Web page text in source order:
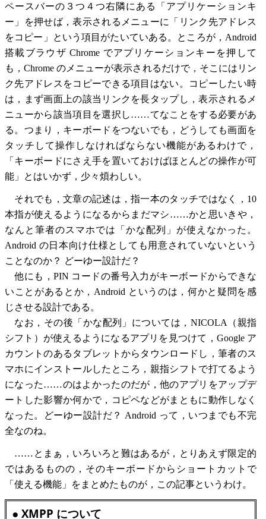
ペースバーの３つ４つ右隣にある「アプリケーションキ
ー」を押せば，表示されるメニューに「リンク先アドレス
をコピー」という項目がたいていある。ところが，Android
搭載ブラウザ Chrome でアプリケーションキーを押して
も，Chrome のメニューが表示されるだけで，そこにはリン
ク先アドレスをコピーできる項目はない。コピーしたい時
は，まず画面上の該当リンクを長タップし，表示されるメ
ニューから該当項目を選択し……てなことをする必要があ
る。つまり，キーボードをつないでも，どうしても画面を
タッチして操作しなければならない機能があるわけで，
「キーボードにさえ手を置いておけばほとんどの操作が可
能」とはいかず，少々煩わしい。
それでも，文章の記述は，指一本のタッチではなく，10
本指が使えるようになるからまだマシ……かと思いきや，
なんと筆者のスマホでは「かな配列」が使えなかった。
Android の日本向け仕様としても用意されていないという
ことなのか？ どーゆー設計だ？
他にも，PIN コードの番号入力がキーボードからできな
いことがあるとか，Android というのは，何かと疑問を感
じさせる設計である。
なお，その後「かな配列」については，NICOLA（親指
シフト）が使えるようになるアプリを見つけて，Google ア
カウントのあるタブレットからタウンロードし，筆者のス
マホにインストールしたところ，親指シフトで打てるよう
になった……のはよかったのだが，他のアプリをアップデ
ートした影響か何かで，コピペなどがまともに動作しなく
なった。どーゆー設計だ？ Android って，いつまでも不完
全なのね。
……とまぁ，いろいろと難はあるが，とりあえず限定的
ではあるものの，そのキーボードからショートカットで
「使える機能」をまとめたものが，この記事というわけ。
● XMPP について